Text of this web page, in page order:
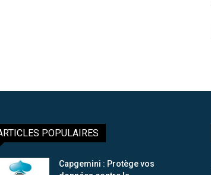
POPULAIRES
Capgemini : Protège vos